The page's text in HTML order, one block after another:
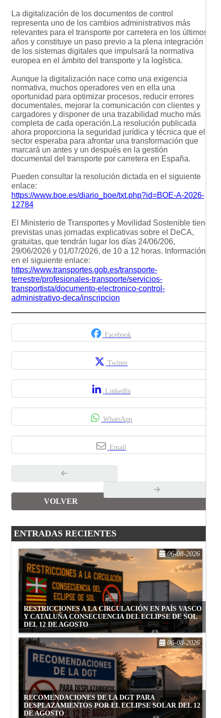
La digitalización de los documentos de control
representa uno de los cambios administrativos más
relevantes para el transporte por carretera en los últimos
años y constituye un paso previo a la plena integración
de los sistemas digitales que impulsará la normativa
europea en el ámbito del transporte y la logística.
Aunque la digitalización nace como una exigencia
normativa, muchos operadores ven en ella una
oportunidad para optimizar procesos, reducir errores
documentales, mejorar la comunicación con clientes y
cargadores y disponer de una trazabilidad mucho más
completa de cada operación. La resolución publicada
ahora proporciona la seguridad jurídica y técnica que el
sector esperaba para afrontar una transformación que
marcará un antes y un después en la gestión
documental del transporte por carretera en España.
Pueden consultar la resolución dictada en el siguiente
enlace:
https://www.boe.es/diario_boe/txt.php?id=BOE-A-2026-
12784
El Ministerio de Transportes y Movilidad Sostenible tiene
previstas unas jornadas explicativas sobre el DeCA,
gratuitas, que tendrán lugar los días 24/06/206,
29/06/2026 y 01/07/2026, de 10 a 12 horas. Información
en el siguiente enlace:
https://www.transportes.gob.es/transporte-
terrestre/profesionales-transporte/servicios-
transportista/documento-electronico-control-
administrativo-deca/inscripcion
Facebook
Twitter
LinkedIn
WhatsApp
Email
VOLVER
ENTRADAS RECIENTES
RESTRICCIONES A LA CIRCULACIÓN EN PAÍS VASCO
Y CATALUÑA CONSECUENCIA DEL ECLIPSE DE SOL
DEL 12 DE AGOSTO
06-08-2026
RECOMENDACIONES DE LA DGT PARA
DESPLAZAMIENTOS POR EL ECLIPSE SOLAR DEL 12
DE AGOSTO
06-08-2026